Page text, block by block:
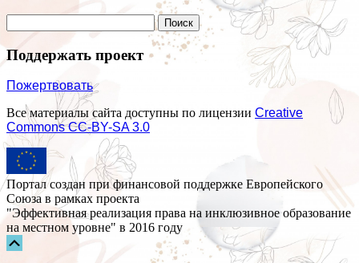
Поддержать проект
Пожертвовать
Все материалы сайта доступны по лицензии Creative
Commons СС-BY-SA 3.0
Портал создан при финансовой поддержке Европейского
Союза в рамках проекта
"Эффективная реализация права на инклюзивное образование
на местном уровне" в 2016 году